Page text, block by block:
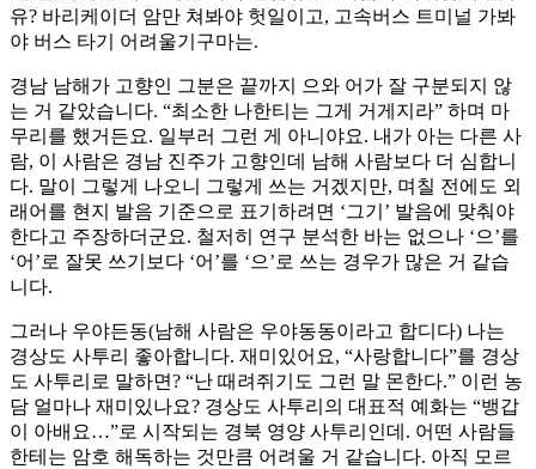
유? 바리케이더 암만 쳐봐야 헛일이고, 고속버스 트미널 가봐
야 버스 타기 어려울기구마는.
경남 남해가 고향인 그분은 끝까지 으와 어가 잘 구분되지 않
는 거 같았습니다. “최소한 나한티는 그게 거게지라” 하며 마
무리를 했거든요. 일부러 그런 게 아니야요. 내가 아는 다른 사
람, 이 사람은 경남 진주가 고향인데 남해 사람보다 더 심합니
다. 말이 그렇게 나오니 그렇게 쓰는 거겠지만, 며칠 전에도 외
래어를 현지 발음 기준으로 표기하려면 ‘그기’ 발음에 맞춰야
한다고 주장하더군요. 철저히 연구 분석한 바는 없으나 ‘으’를
‘어’로 잘못 쓰기보다 ‘어’를 ‘으’로 쓰는 경우가 많은 거 같습
니다.
그러나 우야든동(남해 사람은 우야동동이라고 합디다) 나는
경상도 사투리 좋아합니다. 재미있어요, “사랑합니다”를 경상
도 사투리로 말하면? “난 때려쥐기도 그런 말 몬한다.” 이런 농
담 얼마나 재미있나요? 경상도 사투리의 대표적 예화는 “뱅갑
이 아배요…”로 시작되는 경북 영양 사투리인데. 어떤 사람들
한테는 암호 해독하는 것만큼 어려울 거 같습니다. 아직 모르